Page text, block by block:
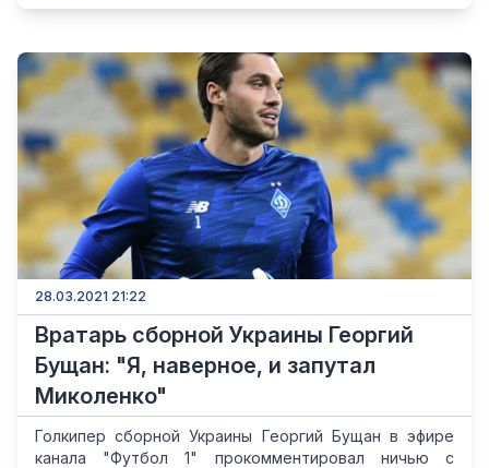
28.03.2021 21:22
Вратарь сборной Украины Георгий
Бущан: "Я, наверное, и запутал
Миколенко"
Голкипер сборной Украины Георгий Бущан в эфире
канала "Футбол 1" прокомментировал ничью с